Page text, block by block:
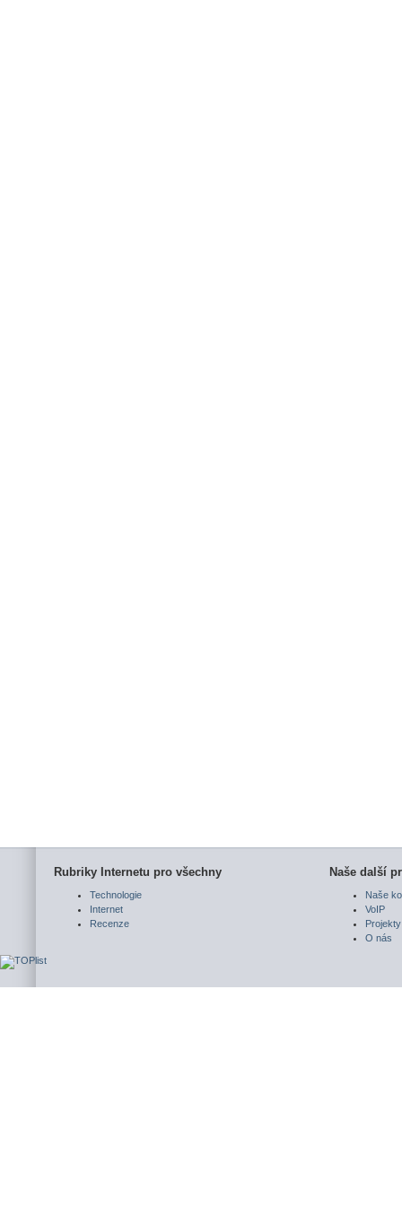
Rubriky Internetu pro všechny
Technologie
Internet
Recenze
Naše další
Naše
VoIP
Projekty
O nás